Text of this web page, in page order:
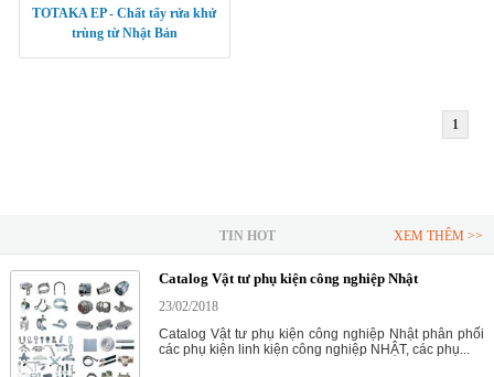
TOTAKA EP - Chất tẩy rửa khử
trùng từ Nhật Bản
1
TIN HOT XEM THÊM >>
Catalog Vật tư phụ kiện công nghiệp Nhật
23/02/2018
Catalog Vật tư phụ kiện công nghiệp Nhật phân phối
các phụ kiện linh kiện công nghiệp NHẬT, các phụ...